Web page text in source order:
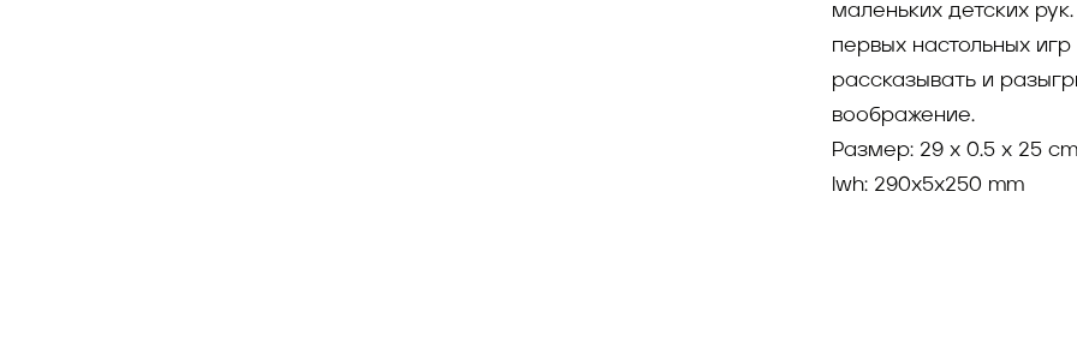
маленьких детских
первых настольных
рассказывать и
воображение.
Размер: 29 x 0.5 x 25 cm
lwh: 290x5x250 mm